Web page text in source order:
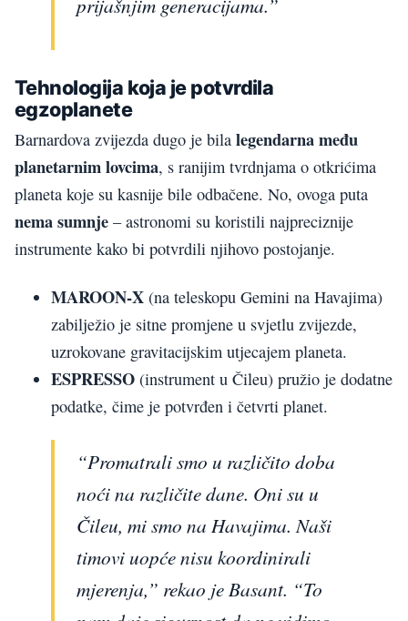
Tehnologija koja je potvrdila
egzoplanete
Barnardova zvijezda dugo je bila legendarna među
planetarnim lovcima, s ranijim tvrdnjama o otkrićima
planeta koje su kasnije bile odbačene. No, ovoga puta
nema sumnje – astronomi su koristili najpreciznije
instrumente kako bi potvrdili njihovo postojanje.
MAROON-X (na teleskopu Gemini na Havajima)
zabilježio je sitne promjene u svjetlu zvijezde,
uzrokovane gravitacijskim utjecajem planeta.
ESPRESSO (instrument u Čileu) pružio je dodatne
podatke, čime je potvrđen i četvrti planet.
“Promatrali smo u različito doba
noći na različite dane. Oni su u
Čileu, mi smo na Havajima. Naši
timovi uopće nisu koordinirali
mjerenja,” rekao je Basant. “To